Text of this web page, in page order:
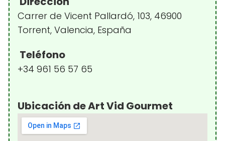
Carrer de Vicent Pallardó, 103, 46900
Torrent, Valencia, España
Teléfono
+34 961 56 57 65
Ubicación de Art Vid Gourmet